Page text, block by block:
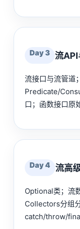
Day 3 流API
流接口与流管道
Predicate/
口；函数接口原
Day 4 流高
Optional类；流
Collectors分组
catch/throw/